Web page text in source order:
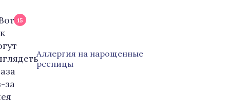
15
Аллергия на нарощенные
ресницы